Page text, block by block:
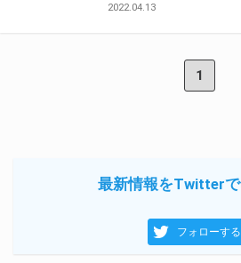
2022.04.13
1
最新情報をTwitterで
フォローする